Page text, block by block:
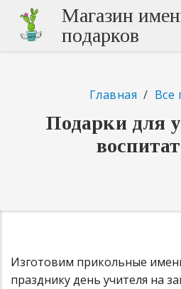
Магазин
подарков
Главная / Все
Подарки для
Изготовим прикольные
празднику день учителя на